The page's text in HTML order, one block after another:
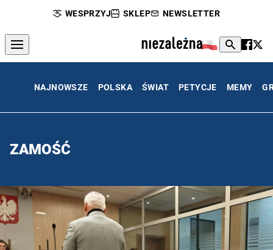
WESPRZYJ SKLEP NEWSLETTER
NAJNOWSZE POLSKA ŚWIAT PETYCJE MEMY
ZAMOŚĆ